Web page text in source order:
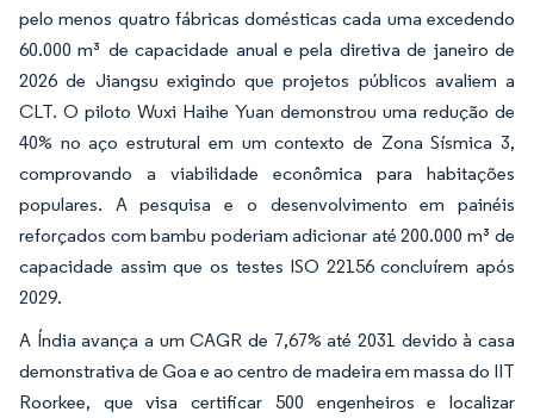
pelo menos quatro fábricas domésticas cada uma excedendo
60.000 m³ de capacidade anual e pela diretiva de janeiro de
2026 de Jiangsu exigindo que projetos públicos avaliem a
CLT. O piloto Wuxi Haihe Yuan demonstrou uma redução de
40% no aço estrutural em um contexto de Zona Sísmica 3,
comprovando a viabilidade econômica para habitações
populares. A pesquisa e o desenvolvimento em painéis
reforçados com bambu poderiam adicionar até 200.000 m³ de
capacidade assim que os testes ISO 22156 concluírem após
2029.
A Índia avança a um CAGR de 7,67% até 2031 devido à casa
demonstrativa de Goa e ao centro de madeira em massa do IIT
Roorkee, que visa certificar 500 engenheiros e localizar